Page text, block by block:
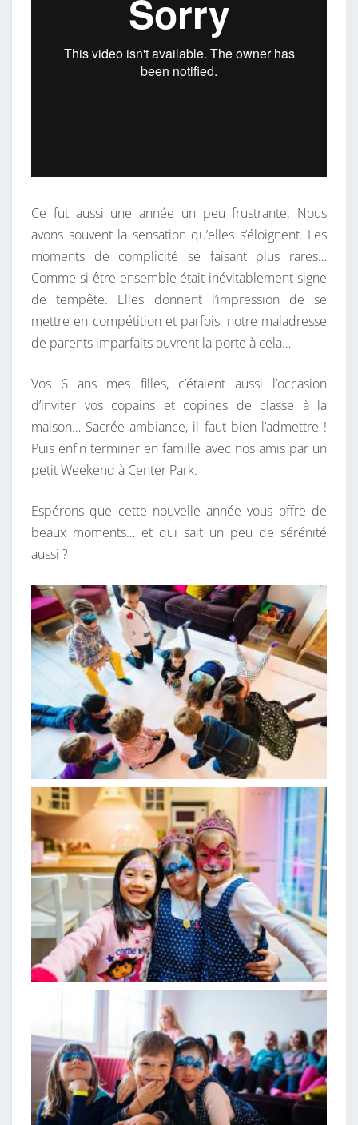
Ce fut aussi une année un peu frustrante. Nous
avons souvent la sensation qu’elles s’éloignent. Les
moments de complicité se faisant plus rares…
Comme si être ensemble était inévitablement signe
de tempête. Elles donnent l’impression de se
mettre en compétition et parfois, notre maladresse
de parents imparfaits ouvrent la porte à cela…
Vos 6 ans mes filles, c’étaient aussi l’occasion
d’inviter vos copains et copines de classe à la
maison… Sacrée ambiance, il faut bien l’admettre !
Puis enfin terminer en famille avec nos amis par un
petit Weekend à Center Park.
Espérons que cette nouvelle année vous offre de
beaux moments… et qui sait un peu de sérénité
aussi ?